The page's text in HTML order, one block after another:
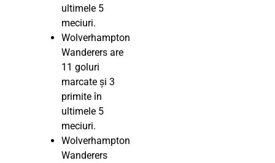
ultimele 5
meciuri.
Wolverhampton
Wanderers are
11 goluri
marcate și 3
primite în
ultimele 5
meciuri.
Wolverhampton
Wanderers